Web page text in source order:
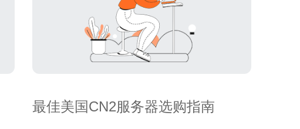
最佳美国CN2服务器选购指南